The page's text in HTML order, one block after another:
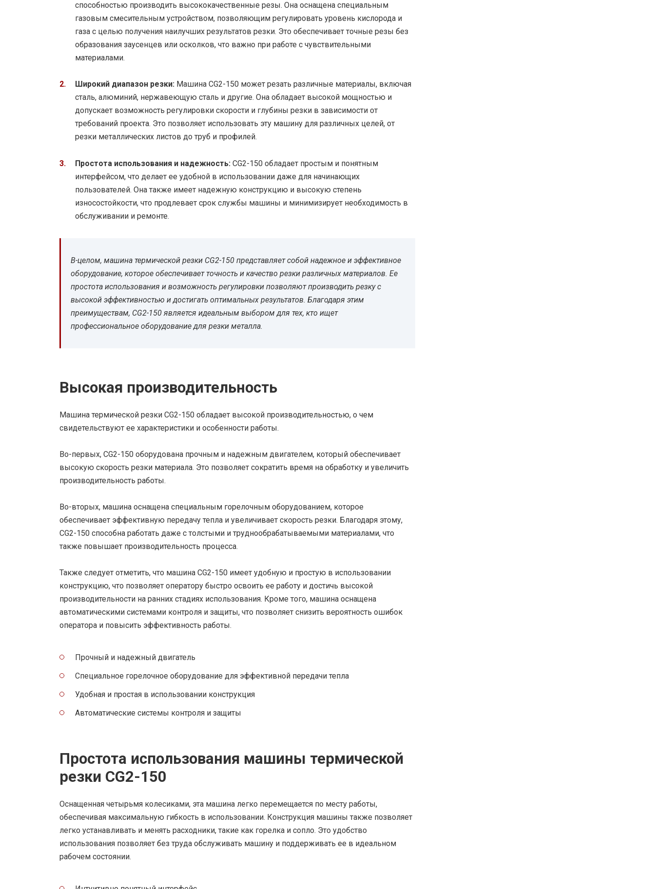
способностью производить высококачественные резы. Она оснащена специальным
газовым смесительным устройством, позволяющим регулировать уровень кислорода и
газа с целью получения наилучших результатов резки. Это обеспечивает точные резы без
образования заусенцев или осколков, что важно при работе с чувствительными
материалами.
Широкий диапазон резки: Машина CG2-150 может резать различные материалы, включая
сталь, алюминий, нержавеющую сталь и другие. Она обладает высокой мощностью и
допускает возможность регулировки скорости и глубины резки в зависимости от
требований проекта. Это позволяет использовать эту машину для различных целей, от
резки металлических листов до труб и профилей.
Простота использования и надежность: CG2-150 обладает простым и понятным
интерфейсом, что делает ее удобной в использовании даже для начинающих
пользователей. Она также имеет надежную конструкцию и высокую степень
износостойкости, что продлевает срок службы машины и минимизирует необходимость в
обслуживании и ремонте.
В-целом, машина термической резки CG2-150 представляет собой надежное и эффективное
оборудование, которое обеспечивает точность и качество резки различных материалов. Ее
простота использования и возможность регулировки позволяют производить резку с
высокой эффективностью и достигать оптимальных результатов. Благодаря этим
преимуществам, CG2-150 является идеальным выбором для тех, кто ищет
профессиональное оборудование для резки металла.
Высокая производительность
Машина термической резки CG2-150 обладает высокой производительностью, о чем
свидетельствуют ее характеристики и особенности работы.
Во-первых, CG2-150 оборудована прочным и надежным двигателем, который обеспечивает
высокую скорость резки материала. Это позволяет сократить время на обработку и увеличить
производительность работы.
Во-вторых, машина оснащена специальным горелочным оборудованием, которое
обеспечивает эффективную передачу тепла и увеличивает скорость резки. Благодаря этому,
CG2-150 способна работать даже с толстыми и труднообрабатываемыми материалами, что
также повышает производительность процесса.
Также следует отметить, что машина CG2-150 имеет удобную и простую в использовании
конструкцию, что позволяет оператору быстро освоить ее работу и достичь высокой
производительности на ранних стадиях использования. Кроме того, машина оснащена
автоматическими системами контроля и защиты, что позволяет снизить вероятность ошибок
оператора и повысить эффективность работы.
Прочный и надежный двигатель
Специальное горелочное оборудование для эффективной передачи тепла
Удобная и простая в использовании конструкция
Автоматические системы контроля и защиты
Простота использования машины термической
резки CG2-150
Оснащенная четырьмя колесиками, эта машина легко перемещается по месту работы,
обеспечивая максимальную гибкость в использовании. Конструкция машины также позволяет
легко устанавливать и менять расходники, такие как горелка и сопло. Это удобство
использования позволяет без труда обслуживать машину и поддерживать ее в идеальном
рабочем состоянии.